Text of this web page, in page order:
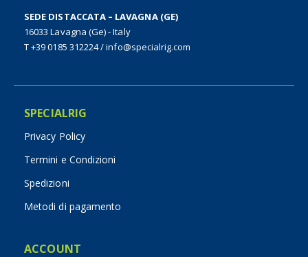
SEDE DISTACCATA – LAVAGNA (GE)
16033 Lavagna (Ge) - Italy
T +39 0185 312224/info@specialrig.com
SPECIALRIG
Privacy Policy
Termini e Condizioni
Spedizioni
Metodi di pagamento
ACCOUNT